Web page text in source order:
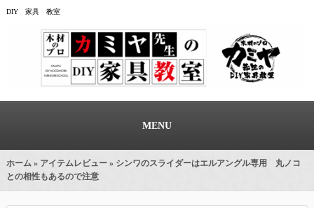
DIY 家具 教室
MENU
ホーム » アイテムレビュー» シンワのスライダーはエルアングル専用 丸ノコ
との相性もあるので注意